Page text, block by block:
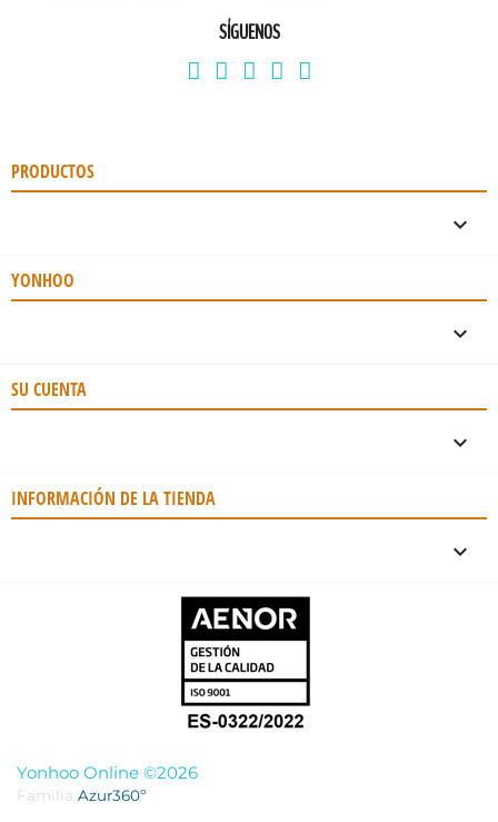
SÍGUENOS
PRODUCTOS

YONHOO

SU CUENTA

INFORMACIÓN DE LA TIENDA
keyboard_arrow_down
Yonhoo Online ©2026
Familia Azur360º